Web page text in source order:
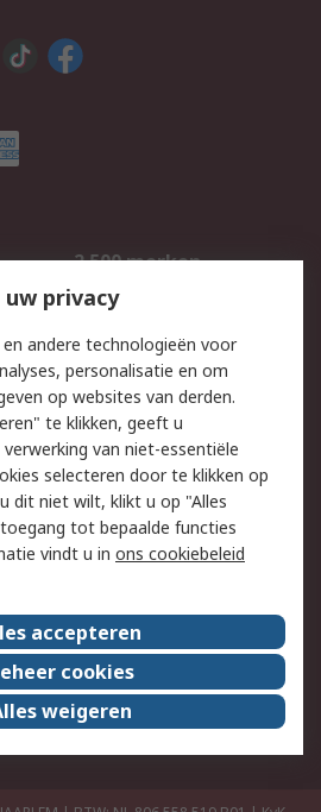
2.500 merken
Inkoopoplossingen
Email veiligheid
Websitevoorwaarden
Over ons
Werken bij RS
privacy
andere technologieën voor
personalisatie en om
op websites van derden.
te klikken, geeft u
van niet-essentiële
selecteren door te klikken op
dit niet wilt, klikt u op "Alles
tot bepaalde functies
vindt u in ons cookiebeleid
accepteren
cookies
weigeren